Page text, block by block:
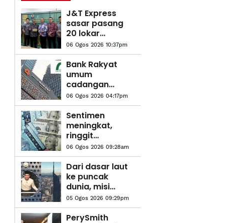
J&T Express
sasar pasang
20 lokar
bungkusan
pintar di stesen
LRT
06 Ogos 2026 10:37pm
Bank Rakyat
umum
cadangan
pengambilalihan
Takaful IKHLAS
06 Ogos 2026 04:17pm
Sentimen
meningkat,
ringgit
mengukuh
berbanding
dolar AS
06 Ogos 2026 09:28am
Dari dasar laut
ke puncak
dunia, misi
baharu Khairul
Aming
05 Ogos 2026 09:29pm
PerySmith